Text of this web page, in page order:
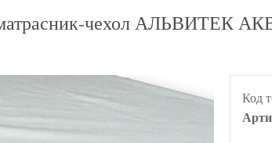
чехол АЛЬВИТЕК
Код